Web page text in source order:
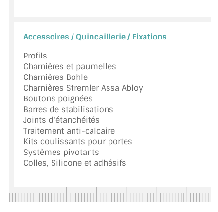
NOUS TROUVER - BUC 78
NOUS CONTACTER
Accessoires / Quincaillerie / Fixations
Profils
Charnières et paumelles
Charnières Bohle
Charnières Stremler Assa Abloy
Boutons poignées
Barres de stabilisations
Joints d'étanchéités
Traitement anti-calcaire
Kits coulissants pour portes
Systèmes pivotants
Colles, Silicone et adhésifs